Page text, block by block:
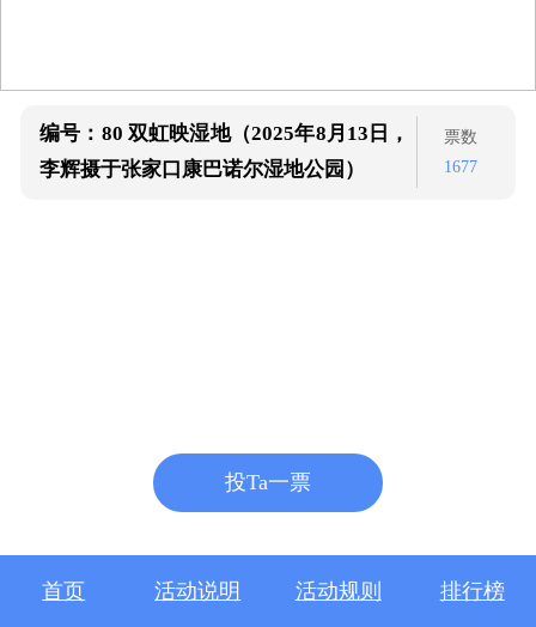
编号：80 双虹映湿地（2025年8月13日，
李辉摄于张家口康巴诺尔湿地公园）
票数
1677
投Ta一票
首页 活动说明 活动规则 排行榜